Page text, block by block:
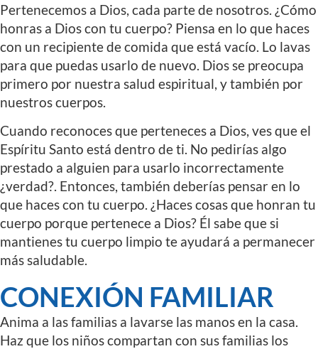
Pertenecemos a Dios, cada parte de nosotros. ¿Cómo
honras a Dios con tu cuerpo? Piensa en lo que haces
con un recipiente de comida que está vacío. Lo lavas
para que puedas usarlo de nuevo. Dios se preocupa
primero por nuestra salud espiritual, y también por
nuestros cuerpos.
Cuando reconoces que perteneces a Dios, ves que el
Espíritu Santo está dentro de ti. No pedirías algo
prestado a alguien para usarlo incorrectamente
¿verdad?. Entonces, también deberías pensar en lo
que haces con tu cuerpo. ¿Haces cosas que honran tu
cuerpo porque pertenece a Dios? Él sabe que si
mantienes tu cuerpo limpio te ayudará a permanecer
más saludable.
CONEXIÓN FAMILIAR
Anima a las familias a lavarse las manos en la casa.
Haz que los niños compartan con sus familias los